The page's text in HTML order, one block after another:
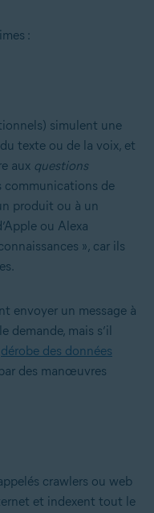
:
simulent une
texte ou de la voix, et
aux questions
communications de
produit ou à un
ou Alexa
», car ils
envoyer un message à
demande, mais s’il
dérobe des données
des manœuvres
crawlers ou web
et indexent tout le